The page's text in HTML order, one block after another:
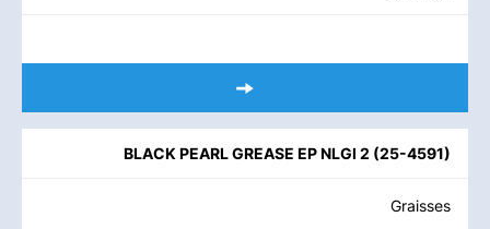
BLACK PEARL GREASE EP NLGI 2 (25-4591)
Graisses